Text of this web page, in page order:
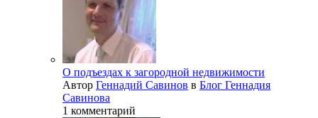
О подъездах к загородной недвижимости
Автор Геннадий Савинов в Блог Геннадия
Савинова
1 комментарий